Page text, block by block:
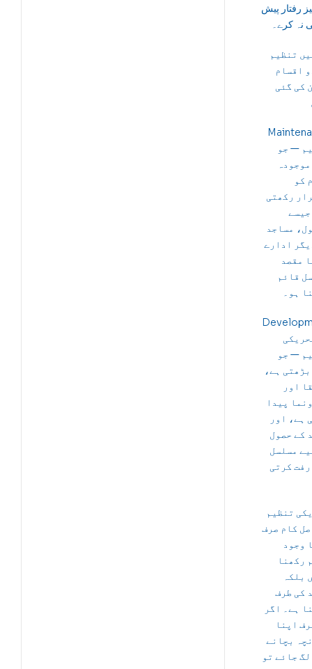
رفتار پیش
نہ کرے۔
تنظیم
اقسام
کی گئی
— جو
کو
رکھتی
مساجد
ادارے
مقصد
قائم
ہو۔
— جو
ہے،
اور
پیدا
ہے، اور
کے حصول
مسلسل
کرتی
تنظیم
کام صرف
وجود
رکھنا
بلکہ
کی طرف
ہے۔ اگر
اپنا
بچانے
جائے تو